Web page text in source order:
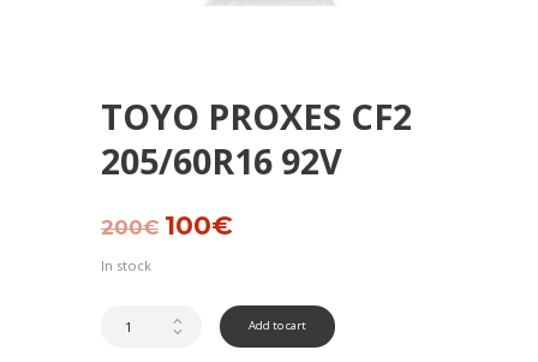
TOYO PROXES CF2
205/60R16 92V
200€ Original
100€Current
In stock
Add to cart